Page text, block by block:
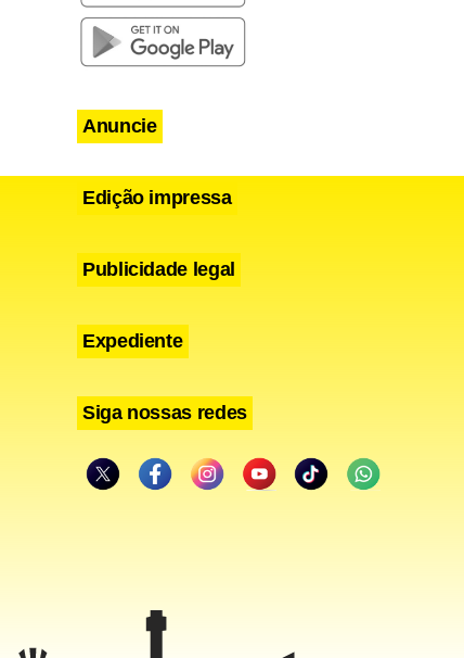
Anuncie
Edição impressa
Publicidade legal
Expediente
Siga nossas redes